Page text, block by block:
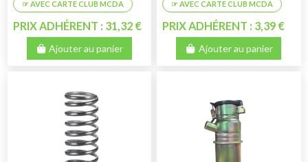
PRIX ADHÉRENT : 31,32 €
Ajouter au panier
PRIX ADHÉRENT : 3,39 €
Ajouter au panier